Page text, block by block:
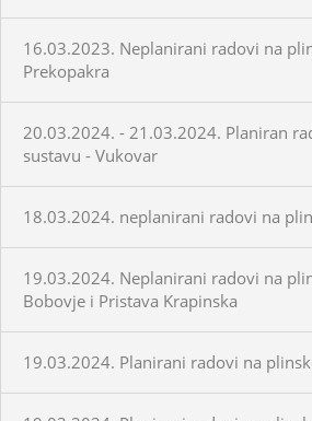
16.03.2023. Neplanirani radovi na
Prekopakra
20.03.2024. - 21.03.2024. Planiran
sustavu - Vukovar
18.03.2024. neplanirani radovi na
19.03.2024. Neplanirani radovi na
Bobovje i Pristava Krapinska
19.03.2024. Planirani radovi na